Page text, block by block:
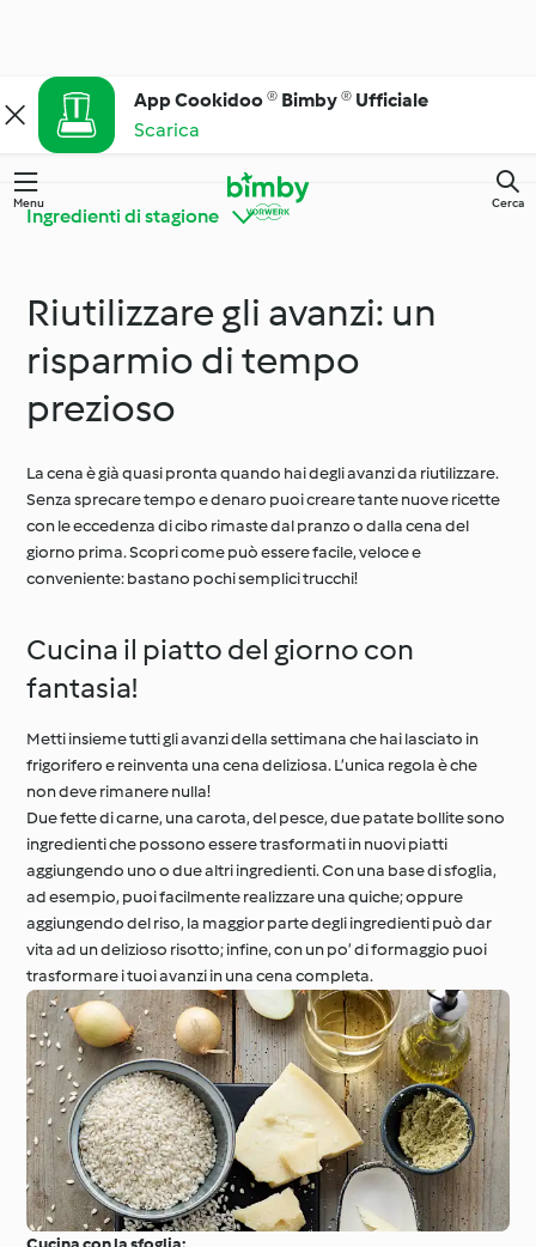
App Cookidoo ® Bimby ® Ufficiale
Scarica
Menu Cerca
Ingredienti di stagione
Alla scoperta di
Cookidoo®
Trucchi e consigli con
Bimby®
Diete e stili alimentari
occasioni speciali
Cookidoo®
Cookidoo®
Riutilizzare gli avanzi: un
risparmio di tempo
prezioso
La cena è già quasi pronta quando hai degli avanzi da riutilizzare.
Senza sprecare tempo e denaro puoi creare tante nuove ricette
con le eccedenza di cibo rimaste dal pranzo o dalla cena del
giorno prima. Scopri come può essere facile, veloce e
conveniente: bastano pochi semplici trucchi!
Cucina il piatto del giorno con
fantasia!
Metti insieme tutti gli avanzi della settimana che hai lasciato in
frigorifero e reinventa una cena deliziosa. L’unica regola è che
non deve rimanere nulla!
Due fette di carne, una carota, del pesce, due patate bollite sono
ingredienti che possono essere trasformati in nuovi piatti
aggiungendo uno o due altri ingredienti. Con una base di sfoglia,
ad esempio, puoi facilmente realizzare una quiche; oppure
aggiungendo del riso, la maggior parte degli ingredienti può dar
vita ad un delizioso risotto; infine, con un po’ di formaggio puoi
trasformare i tuoi avanzi in una cena completa.